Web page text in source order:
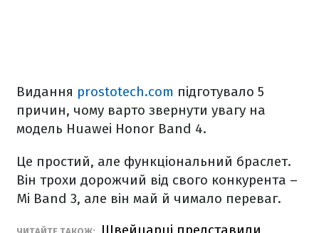
Видання prostotech.com підготувало 5
причин, чому варто звернути увагу на
модель Huawei Honor Band 4.
Це простий, але функціональний браслет.
Він трохи дорожчий від свого конкурента –
Mi Band 3, але він май й чимало переваг.